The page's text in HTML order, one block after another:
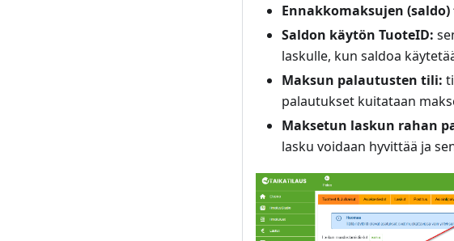
Ennakkomaksujen
Saldon käytön TuoteID:
laskulle, kun saldoa
Maksun palautusten tili:
palautukset kuitataan
Maksetun laskun rahan
lasku voidaan hyvittää ja